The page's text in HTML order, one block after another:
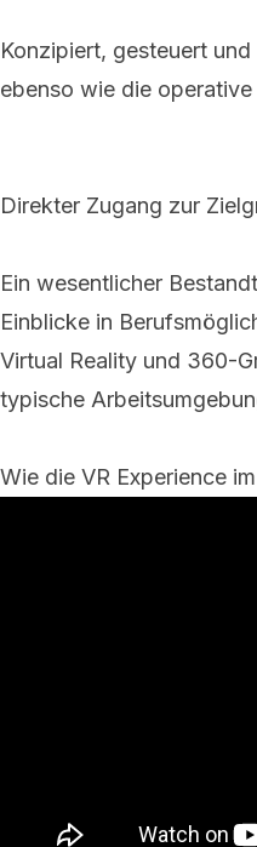
Konzipiert, gesteuert
ebenso wie die
Direkter Zugang zur
Ein wesentlicher
Einblicke in
Virtual Reality und 360-
typische
Wie die VR Experience